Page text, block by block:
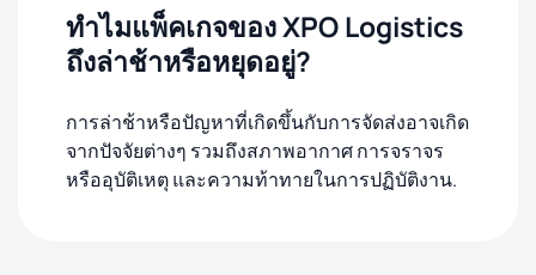
ทำไมแพ็คเกจของ XPO Logistics
ถึงล่าช้าหรือหยุดอยู่?
การล่าช้าหรือปัญหาที่เกิดขึ้นกับการจัดส่งอาจเกิด
จากปัจจัยต่างๆ รวมถึงสภาพอากาศ การจราจร
หรืออุบัติเหตุ และความท้าทายในการปฏิบัติงาน.